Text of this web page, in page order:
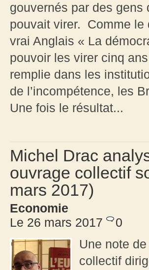
gouvernés par des gens
pouvait virer. Comme le
vrai Anglais « La
pouvoir les virer cinq
remplie dans les
de l’incompétence, les
Une fois le résultat...
Michel Drac
ouvrage collectif
mars 2017)
Economie
Le 26 mars 2017
0
Une note
collectif